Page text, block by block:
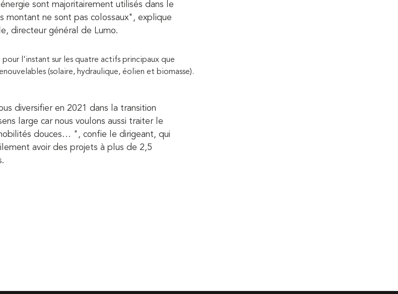
sont majoritairement utilisés dans le
montant ne sont pas colossaux", explique
directeur général de Lumo.
l'instant sur les quatre actifs principaux que
(solaire, hydraulique, éolien et biomasse).
diversifier en 2021 dans la transition
large car nous voulons aussi traiter le
douces… ", confie le dirigeant, qui
avoir des projets à plus de 2,5